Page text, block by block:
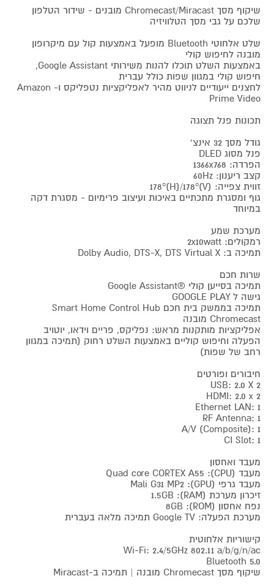
שיקוף מסך Chromecast/Miracast מובנים - שידור הטלפון
שלכם על גבי מסך הטלוויזיה
שלט אלחוטי Bluetooth מופעל באמצעות קול עם מיקרופון
מובנה לחיפוש קולי
באמצעות השלט תוכלו להנות משירותי Google Assistant,
חיפוש קולי במגוון שפות כולל עברית
לחצנים ייעודיים לניווט מהיר לאפליקציות נטפליקס ו- Amazon
Prime Video
תכונות פנל תצוגה
גודל מסך 32 אינצ'
פנל מסוג DLED
הפרדה: 1366x768
קצב ריענון: 60Hz
זווית צפייה: (V)178°(H)/178°
גוף ומסגרת מתכתיים באיכות ועיצוב פרימיום - מסגרת דקה
במיוחד
מערכת שמע
רמקולים: 2x10watt
תמיכה ב: Dolby Audio, DTS-X, DTS Virtual X
שרות חכם
תמיכה בסייען קולי ®Google Assistant
גישה ל GOOGLE PLAY
תמיכה בממשק בית חכם Smart Home Control Hub
Chromecast מובנה
אפליקציות מותקנות מראש: נפליקס, פריים וידאו, יוטויב
הפעלה וחיפוש קוליים באמצעות השלט רחוק (תמיכה במגוון
רחב של שפות)
חיבורים ופורטים
USB: 2.0 X 2
HDMI: 2.0 x 2
Ethernet LAN: 1
RF Antenna: 1
A/V (Composite): 1
CI Slot: 1
מעבד ואחסון
מעבד (CPU): Quad core CORTEX A55
מעבד גרפי (GPU): Mali G31 MP2
זיכרון מערכת (RAM): 1.5GB
נפח אחסון (ROM): 8GB
מערכת הפעלה: Google TV תמיכה מלאה בעברית
קישוריות אלחוטית
Wi-Fi: 2.4/5GHz 802.11 a/b/g/n/ac
Bluetooth 5.0
שיקוף מסך Chromecast מובנה | תמיכה ב-Miracast